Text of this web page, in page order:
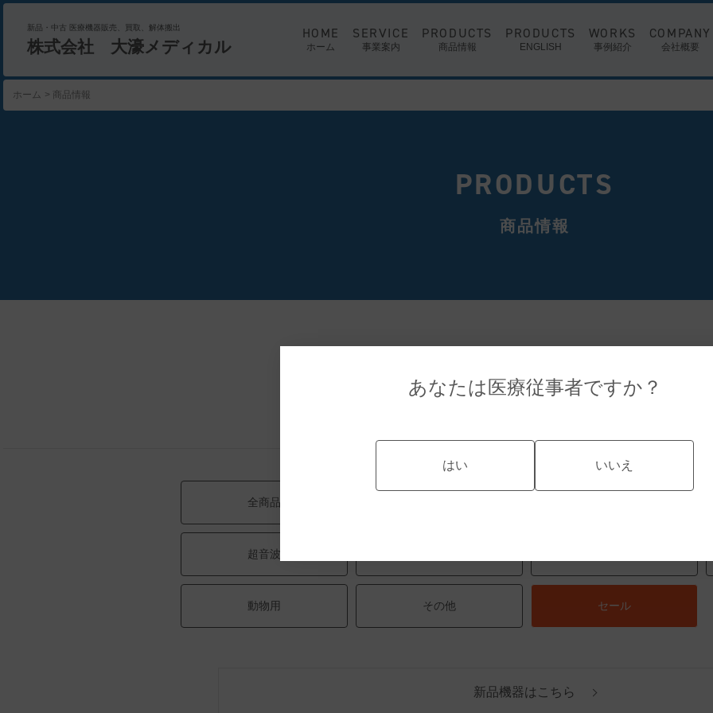
新品・中古 医療機器販売、買取、解体搬出
株式会社 大濠メディカル
HOME
ホーム
SERVICE
事業案内
PRODUCTS
商品情報
PRODUCTS
ENGLISH
WORKS
事例紹介
COMPANY
会社概要
ホーム 商品情報
PRODUCTS
商品情報
あなたは医療従事者ですか？
はい いいえ
価格、年式、装置組合せ、下見などお問い合わせください。
全商品
超音波
動物用 その他 セール
新品機器はこちら